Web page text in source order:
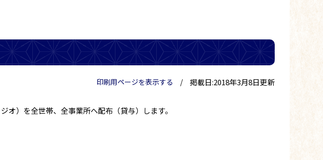
印刷用ページを表示する 掲載日:2018年3月8日更新
）を全世帯、全事業所へ配布（貸与）します。